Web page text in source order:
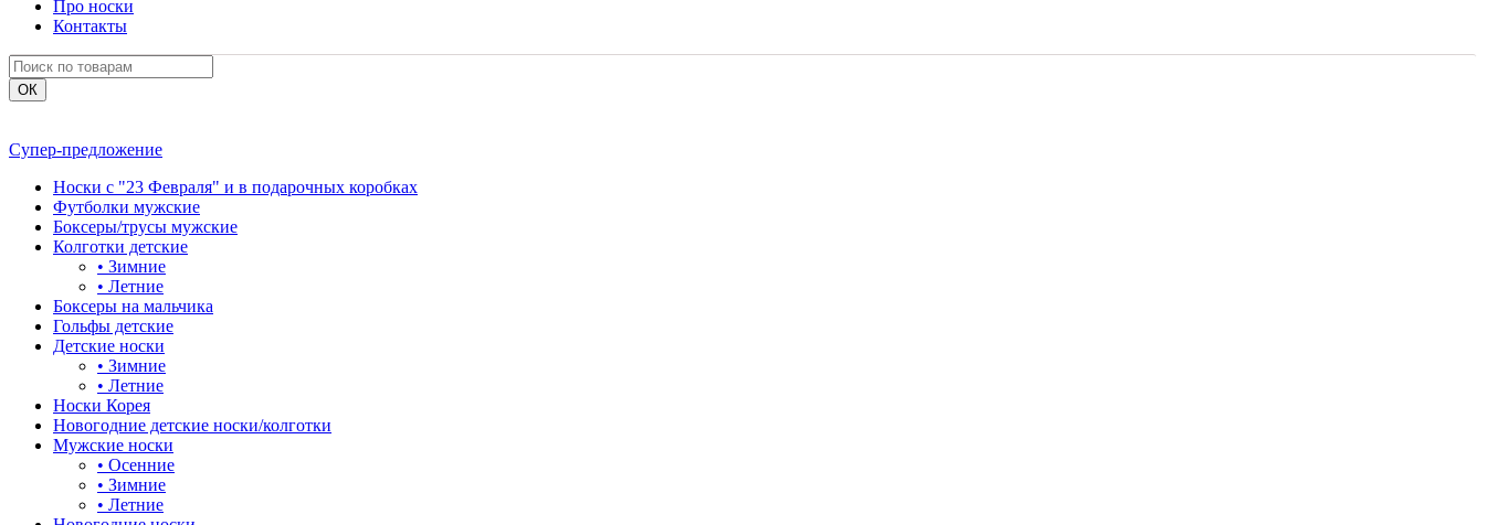
Про носки
Контакты
Супер-предложение
Носки с "23 Февраля" и в подарочных коробках
Футболки мужские
Боксеры/трусы мужские
Колготки детские
• Зимние
• Летние
Боксеры на мальчика
Гольфы детские
Детские носки
• Зимние
• Летние
Носки Корея
Новогодние детские носки/колготки
Мужские носки
• Осенние
• Зимние
• Летние